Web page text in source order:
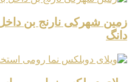
زمین شهرکی نارنج بن
دانگ